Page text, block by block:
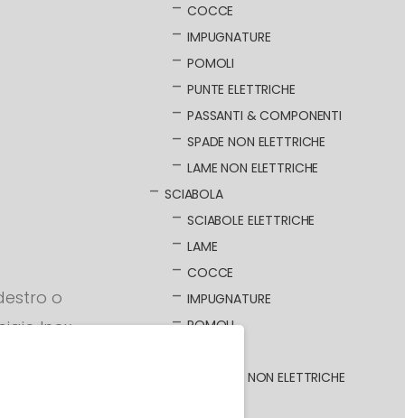
o
Inox.
COCCE
IMPUGNATURE
POMOLI
PUNTE ELETTRICHE
PASSANTI & COMPONENTI
SPADE NON ELETTRICHE
LAME NON ELETTRICHE
SCIABOLA
SCIABOLE ELETTRICHE
LAME
COCCE
IMPUGNATURE
POMOLI
SCIABOLE NON ELETTRICHE